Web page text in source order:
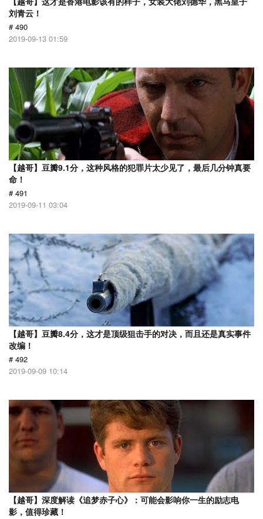
刘青云！
# 490
2019-09-13 01:59
【越哥】豆瓣9.1分，这种风格的犯罪片太少见了，最后几分钟真要
命！
# 491
2019-09-11 03:04
【越哥】豆瓣8.4分，这才是顶级狙击手的对决，而且还是真实事件
改编！
# 492
2019-09-09 10:14
【越哥】深度解读《追梦赤子心》：可能会影响你一生的励志电
影，值得珍藏！